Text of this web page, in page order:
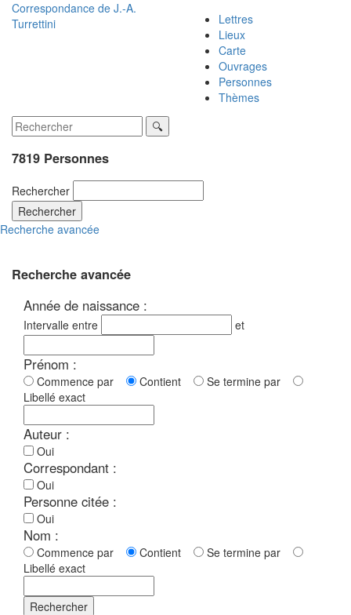
Correspondance de J.-A.
Turrettini
Lettres
Lieux
Carte
Ouvrages
Personnes
Thèmes
7819 Personnes
Rechercher
Rechercher
Recherche avancée
Recherche avancée
Année de naissance :
Intervalle entre et
Prénom :
Commence par Contient
Se termine par
Libellé exact
Auteur :
Oui
Correspondant :
Oui
Personne citée :
Oui
Nom :
Commence par Contient
Se termine par
Libellé exact
Rechercher